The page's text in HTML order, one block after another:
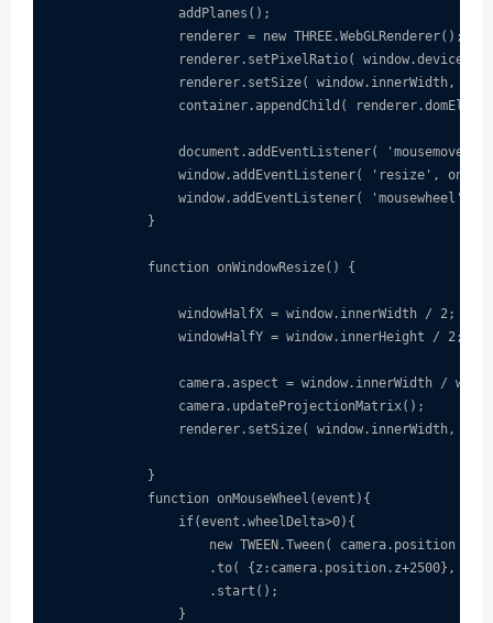
                addPlanes();
                renderer = new THREE.WebGLRenderer();
renderer.setPixelRatio(
renderer.setSize( window.innerWidth,
container.appendChild(
document.addEventListener( 'mousemove',
window.addEventListener( 'resize',
window.addEventListener( 'mousewheel',
            }
            function onWindowResize() {
                windowHalfX = window.innerWidth / 2;
                windowHalfY = window.innerHeight / 2;
camera.aspect = window.innerWidth /
                camera.updateProjectionMatrix();
renderer.setSize( window.innerWidth,
            }
            function onMouseWheel(event){
                if(event.wheelDelta>0){
                    new TWEEN.Tween( camera.position )
.to( {z:camera.position.z+2500},
                    .start();
                }